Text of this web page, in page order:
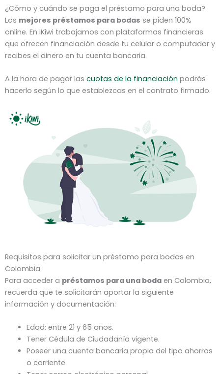
¿Cómo y cuándo se paga el préstamo para una boda?
Los mejores préstamos para bodas se piden 100%
online. En iKiwi trabajamos con plataformas financieras
que ofrecen financiación desde tu celular o computador y
recibes el dinero en tu cuenta bancaria.
A la hora de pagar las cuotas de la financiación podrás
hacerlo según lo que establezcas en el contrato firmado.
Requisitos para solicitar un préstamo para bodas en
Colombia
Para acceder a préstamos para una boda en Colombia,
recuerda que te solicitarán aportar la siguiente
información y documentación:
Edad: entre 21 y 65 años.
Tener Cédula de Ciudadanía vigente.
Poseer una cuenta bancaria propia del tipo ahorros
o corriente.